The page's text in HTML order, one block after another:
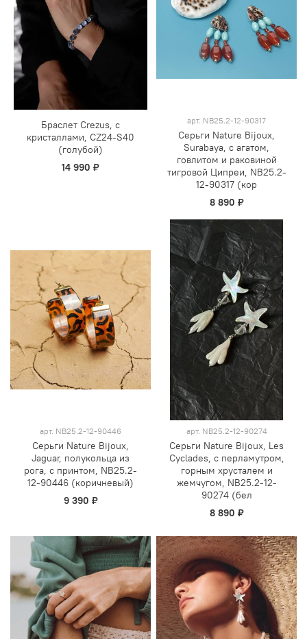
Браслет Crezus, с
кристаллами, CZ24-S40
(голубой)
14 990 ₽
арт. NB25.2-12-90317
Серьги Nature Bijoux,
Surabaya, с агатом,
говлитом и раковиной
тигровой Ципреи, NB25.2-
12-90317 (кор
8 890 ₽
арт. NB25.2-12-90446
Серьги Nature Bijoux,
Jaguar, полукольца из
рога, с принтом, NB25.2-
12-90446 (коричневый)
9 390 ₽
арт. NB25.2-12-90274
Серьги Nature Bijoux, Les
Cyclades, с перламутром,
горным хрусталем и
жемчугом, NB25.2-12-
90274 (бел
8 890 ₽